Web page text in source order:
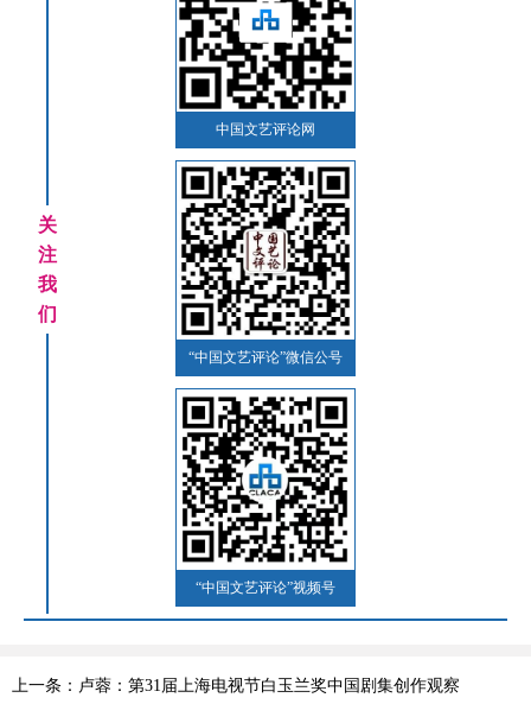
关
注
我
们
中国文艺评论网
“中国文艺评论”微信公号
“中国文艺评论”视频号
上一条：卢蓉：第31届上海电视节白玉兰奖中国剧集创作观察